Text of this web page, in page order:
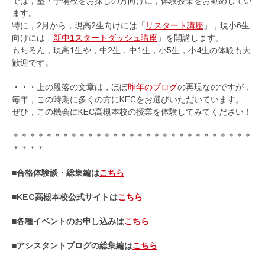
ます。
特に，2月から，現高2生向けには「 リスタート講座 」，現小6生
向けには「新中1スタートダッシュ講座 」を開講します。
もちろん，現高1生や，中2生，中1生，小5生，小4生の体験も大
歓迎です。
・・・上の段落の文章は，ほぼ昨年のブログの再現なのですが，
毎年，この時期に多くの方にKECをお選びいただいています。
ぜひ，この機会にKEC高槻本校の授業を体験してみてください！
＊＊＊＊＊＊＊＊＊＊＊＊＊＊＊＊＊＊＊＊＊＊＊＊＊＊＊＊＊
＊＊＊＊
■合格体験談・総集編はこちら
■KEC高槻本校公式サイトはこちら
■各種イベントのお申し込みはこちら
■アシスタントブログの総集編はこちら